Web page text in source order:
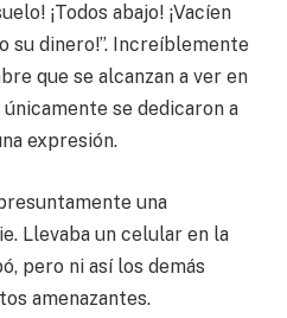
¡Todos abajo! ¡Vacíen
su dinero!”. Increíblemente
que se alcanzan a ver en
se dedicaron a
expresión.
una
Llevaba un celular en la
pero ni así los demás
amenazantes.